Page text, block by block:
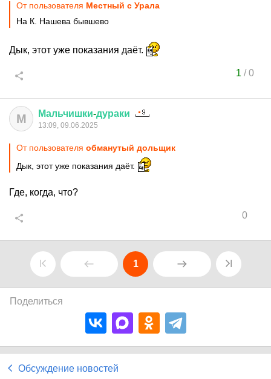
От пользователя Местный с Урала
На К. Нашева бывшево
Дык, этот уже показания даёт.
1 /0
М Мальчишки-дураки
13:09, 09.06.2025
От пользователя обманутый дольщик
Дык, этот уже показания даёт.
Где, когда, что?
0
1
Поделиться
Обсуждение новостей